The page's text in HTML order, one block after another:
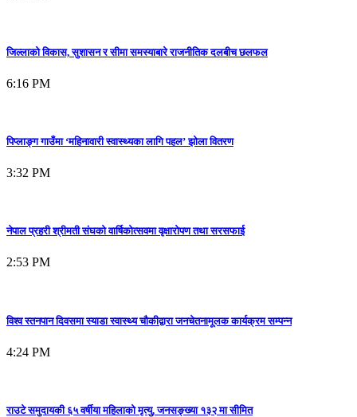
जिल्लाको विकास, सुशासन र सीमा समस्याबारे राजनीतिक दलबीच छलफल
6:16 PM
पिप्लाङ्ग गाउँमा ‘महिनावारी स्वास्थ्यका लागि पहल’ झोला वितरण
3:32 PM
नेपाल प्रहरी श्रीमती संघको वार्षिकोत्सवमा वृक्षारोपण तथा सरसफाई
2:53 PM
विश्व स्तनपान दिवसमा स्याडा स्वास्थ्य चौकीद्वारा जनचेतनामूलक कार्यक्रम सम्पन्न
4:24 PM
राउटे समुदायकी ६५ वर्षीया महिलाको मृत्यु, जनसङ्ख्या १३२ मा सीमित